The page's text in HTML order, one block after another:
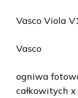
Vasco Viola
Vasco
ogniwa
całkowitych